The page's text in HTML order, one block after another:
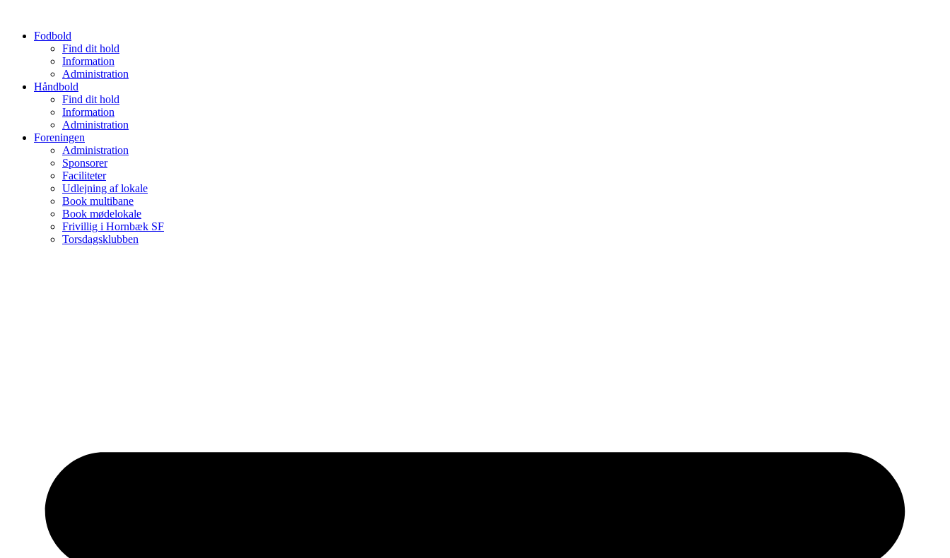
indholdFodbold
Find dit hold
Information
Administration
Håndbold
Find dit hold
Information
Administration
Foreningen
Administration
Sponsorer
Faciliteter
Udlejning af lokale
Book multibane
Book mødelokale
Frivillig i Hornbæk SF
Torsdagsklubben